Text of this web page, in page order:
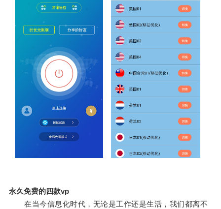
永久免费的四款vp
在当今信息化时代，无论是工作还是生活，我们都离不